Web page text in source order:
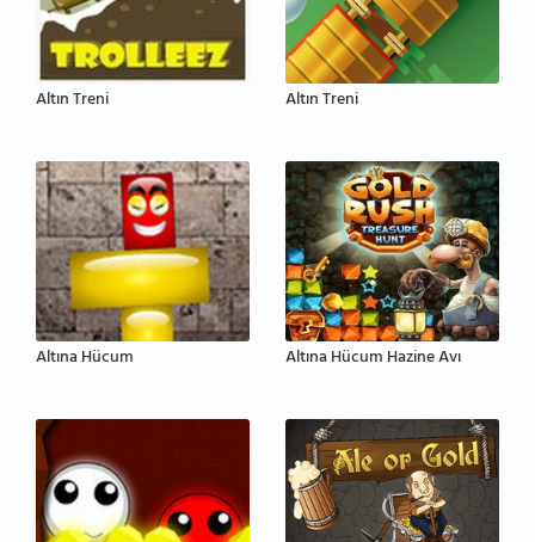
Altın Treni Altın Treni
Altına Hücum Altına Hücum Hazine Avı